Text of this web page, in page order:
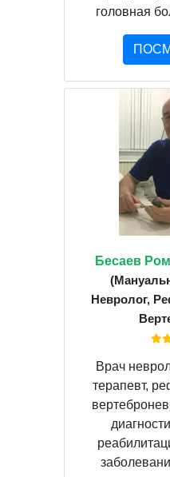
головная
Бесаев
Невролог,
Врач
терапевт,